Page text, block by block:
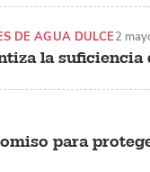
la suficiencia
DE AGUA DULCE2
para